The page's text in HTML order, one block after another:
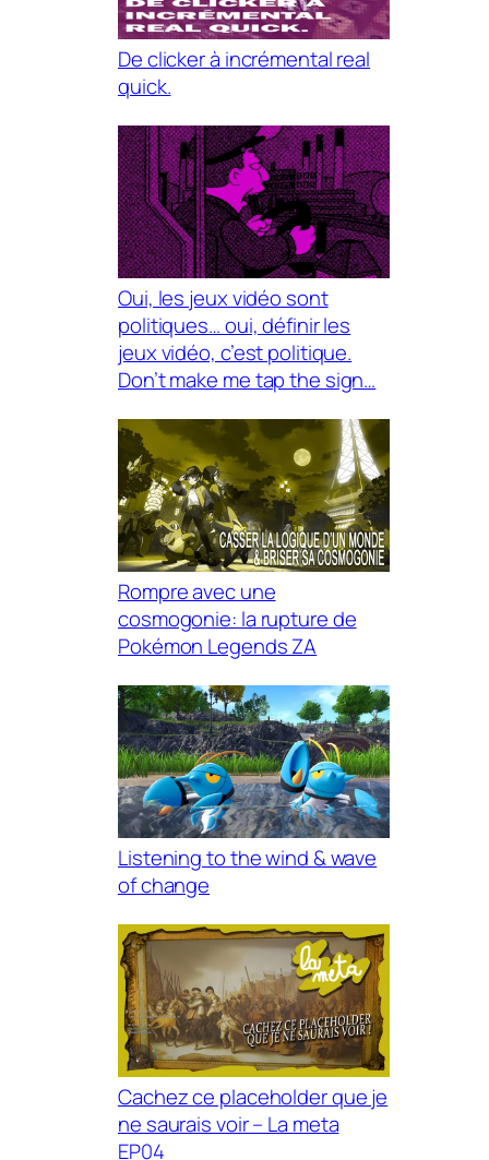
De clicker à incrémental real
quick.
Oui, les jeux vidéo sont
politiques… oui, définir les
jeux vidéo, c’est politique.
Don’t make me tap the sign…
Rompre avec une
cosmogonie: la rupture de
Pokémon Legends ZA
Listening to the wind & wave
of change
Cachez ce placeholder que je
ne saurais voir – La meta
EP04